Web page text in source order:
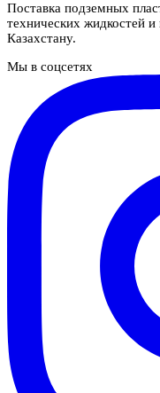
Поставка подземных
технических жидкостей
Казахстану.
Мы в соцсетях